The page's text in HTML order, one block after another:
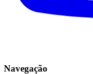
Navegação